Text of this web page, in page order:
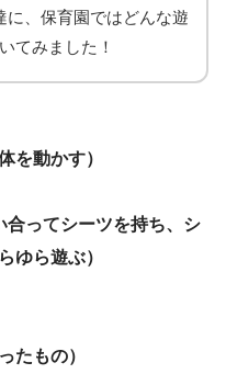
に、保育園ではどんな遊
てみました！
を動かす）
合ってシーツを持ち、シ
ゆら遊ぶ）
たもの）